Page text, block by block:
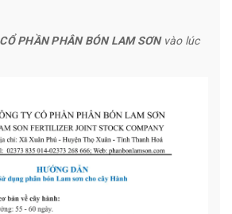
PHẦN PHÂN BÓN LAM SƠNvào lúc